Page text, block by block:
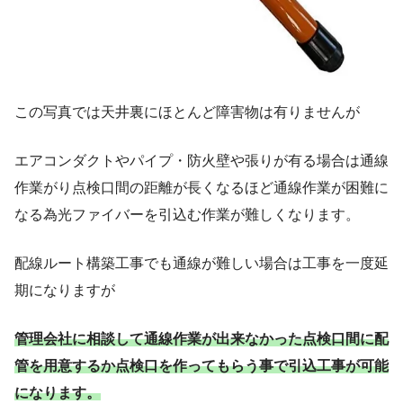
この写真では天井裏にほとんど障害物は有りませんが
エアコンダクトやパイプ・防火壁や張りが有る場合は通線
作業がり点検口間の距離が長くなるほど通線作業が困難に
なる為光ファイバーを引込む作業が難しくなります。
配線ルート構築工事でも通線が難しい場合は工事を一度延
期になりますが
管理会社に相談して通線作業が出来なかった点検口間に配
管を用意するか点検口を作ってもらう事で引込工事が可能
になります。